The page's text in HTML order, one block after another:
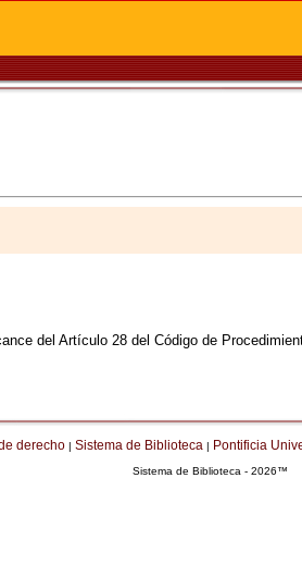
del Artículo 28 del Código de
derecho | Sistema de Biblioteca | Pontificia
Sistema de Biblioteca - 2026™